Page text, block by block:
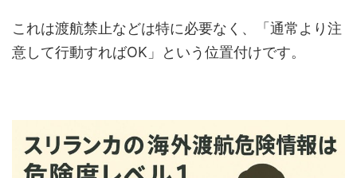
これは渡航禁止などは特に必要なく、「通常より注
意して行動すればOK」という位置付けです。